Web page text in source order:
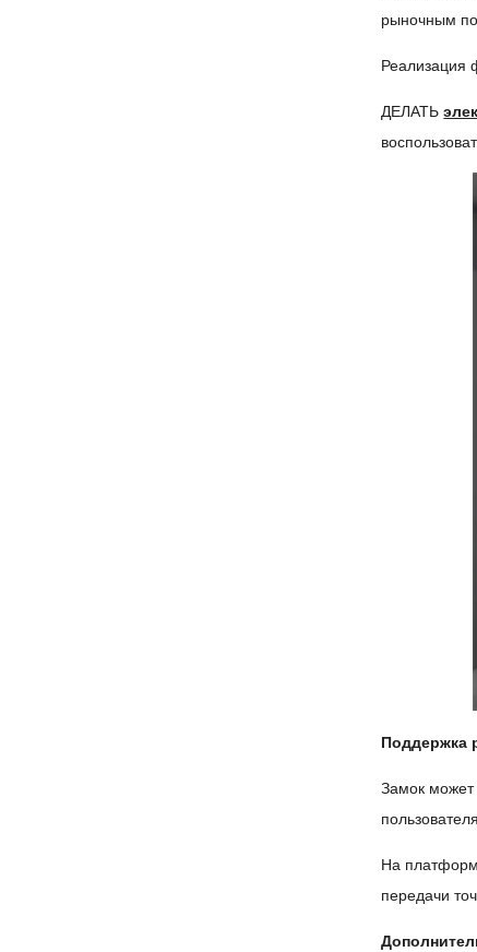
рыночным
Реализация
ДЕЛАТЬ
Поддержка
Замок может
На
передачи